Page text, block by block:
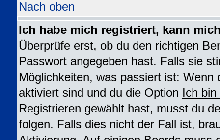
Nach oben
Ich habe mich registriert, kann
Überprüfe erst, ob du den richtigen
Passwort angegeben hast. Falls sie
Möglichkeiten, was passiert ist: Wenn
aktiviert sind und du die Option Ich
Registrieren gewählt hast, musst du
folgen. Falls dies nicht der Fall ist,